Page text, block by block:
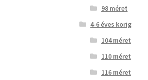
98 méret
4-6 éves korig
104 méret
110 méret
116 méret